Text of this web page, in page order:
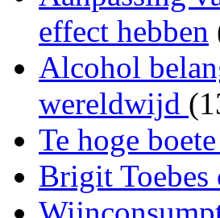
effect hebben
Alcohol
wereldwijd
Te hoge
Brigit Toebes